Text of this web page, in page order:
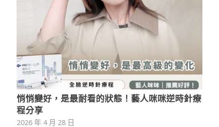
悄悄變好，是最耐看的狀態！藝人咪咪逆時針療
程分享
2026 年 4 月 28 日